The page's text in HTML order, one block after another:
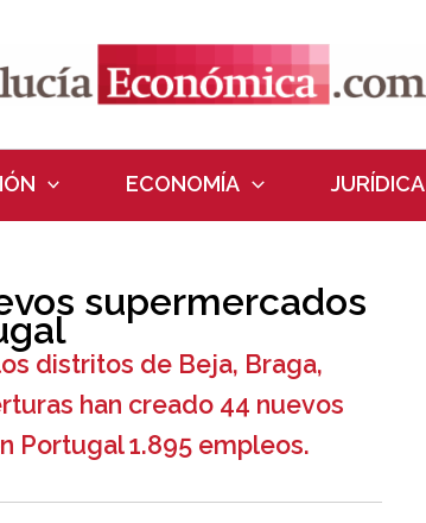
ECONOMÍA JURÍDICA
supermercados
distritos de Beja, Braga,
han creado 44 nuevos
Portugal 1.895 empleos.